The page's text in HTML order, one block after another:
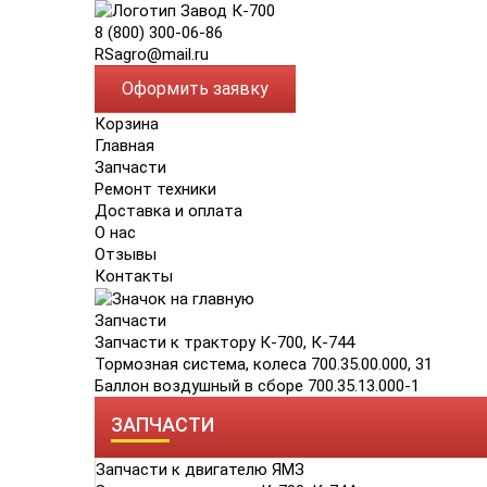
8 (800) 300-06-86
RSagro@mail.ru
Оформить заявку
Корзина
Главная
Запчасти
Ремонт техники
Доставка и оплата
О нас
Отзывы
Контакты
Запчасти
Запчасти к трактору К-700, К-744
Тормозная система, колеса 700.35.00.000, 31
Баллон воздушный в сборе 700.35.13.000-1
ЗАПЧАСТИ
Запчасти к двигателю ЯМЗ